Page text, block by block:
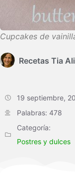
Cupcakes de
Recetas Tia
19 septiembre,
Palabras: 478
Categoría:
Postres y dulces